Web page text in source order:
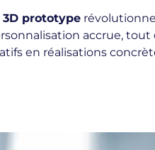
prototype
accrue,
en réalisations